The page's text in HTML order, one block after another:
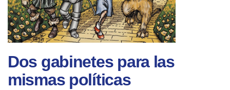
Dos gabinetes para las
mismas políticas